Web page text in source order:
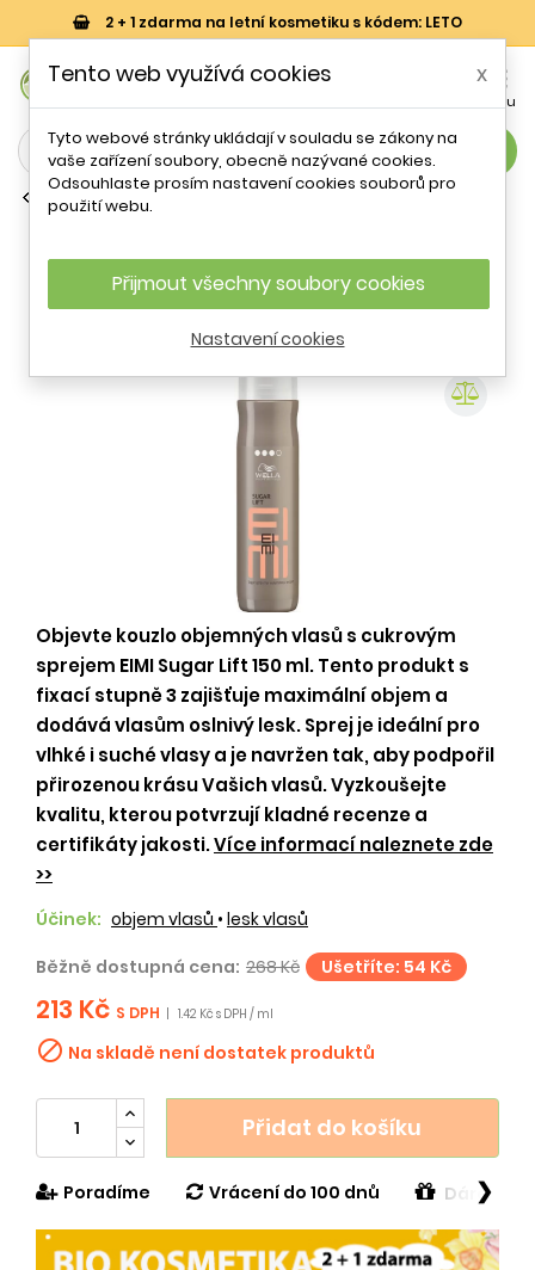
2 + 1 zdarma na letní kosmetiku s kódem: LETO

Menu
search
Laky a spreje na vlasy
vlasů EIMI Sugar Lift Wella
Professionals - 150 ml
Objevte kouzlo objemných vlasů s cukrovým
sprejem EIMI Sugar Lift 150 ml. Tento produkt s
fixací stupně 3 zajišťuje maximální objem a
dodává vlasům oslnivý lesk. Sprej je ideální pro
vlhké i suché vlasy a je navržen tak, aby podpořil
přirozenou krásu Vašich vlasů. Vyzkoušejte
kvalitu, kterou potvrzují kladné recenze a
certifikáty jakosti.Více informací naleznete zde
>>
Účinek: objem vlasů • lesk vlasů
Běžně dostupná cena: 268 Kč Ušetříte: 54 Kč
213 Kč S DPH 1.42 Kč s DPH / ml
 Na skladě není dostatek produktů
Přidat do košíku
Poradíme Vrácení do 100 dnů Dárek v
❯
Tento web využívá cookies x
Tyto webové stránky ukládají v souladu se zákony na
vaše zařízení soubory, obecně nazývané cookies.
Odsouhlaste prosím nastavení cookies souborů pro
použití webu.
Přijmout všechny soubory cookies
Nastavení cookies